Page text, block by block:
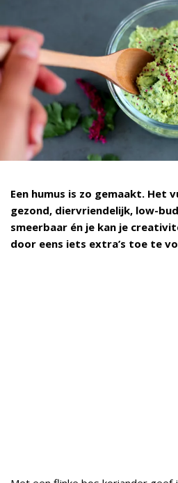
Een humus is zo gemaakt. Het
gezond, diervriendelijk, low-
smeerbaar én je kan je
door eens iets extra’s toe te